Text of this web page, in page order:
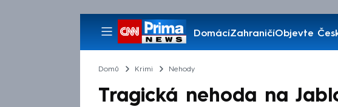
DomácíZahraničíObjevte
Pořady
Domů Krimi Nehody
Tragická nehoda na